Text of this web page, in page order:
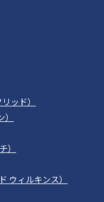
ッド）
）
ウィルキンス）